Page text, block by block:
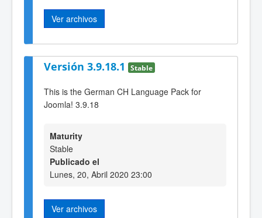
Ver archivos
Versión 3.9.18.1 Stable
This is the German CH Language Pack for
Joomla! 3.9.18
Maturity
Stable
Publicado el
Lunes, 20, Abril 2020 23:00
Ver archivos